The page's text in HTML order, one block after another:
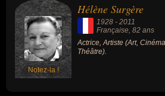
Notez-la !
Hélène Surgère
1928 - 2011
Française, 82 ans
Actrice, Artiste (Art,
Théâtre).